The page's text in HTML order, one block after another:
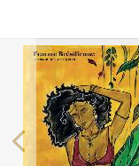
Previous